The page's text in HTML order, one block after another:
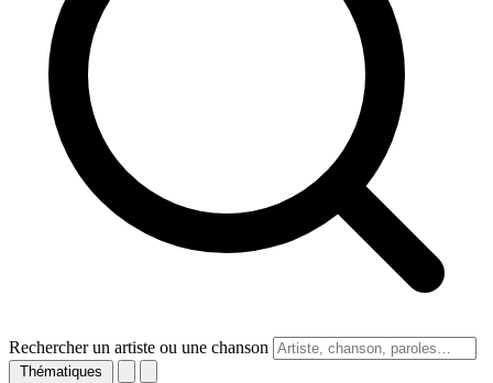
Rechercher un artiste ou une chanson
Thématiques